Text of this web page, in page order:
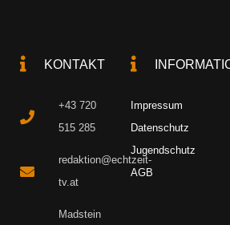
KONTAKT
+43 720
515 285
redaktion@echtzeit-
tv.at
Madstein
Impressum
Datenschutz
Jugendschutz
AGB